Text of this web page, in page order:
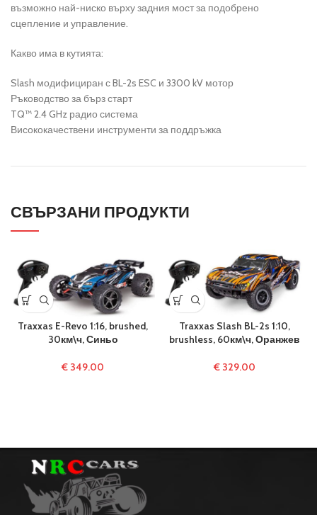
възможно най-ниско върху задния мост за подобрено
сцепление и управление.
Какво има в кутията:
Slash модифициран с BL-2s ESC и 3300 kV мотор
Ръководство за бърз старт
TQ™ 2.4 GHz радио система
Висококачествени инструменти за поддръжка
СВЪРЗАНИ ПРОДУКТИ
Traxxas E-Revo 1:16, brushed,
30км\ч, Синьо
€ 349.00
Traxxas Slash BL-2s 1:10,
brushless, 60км\ч, Оранжев
€329.00